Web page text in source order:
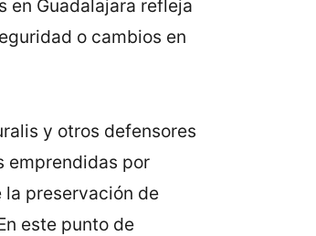
en Guadalajara refleja
o cambios en
y otros defensores
emprendidas por
preservación de
este punto de